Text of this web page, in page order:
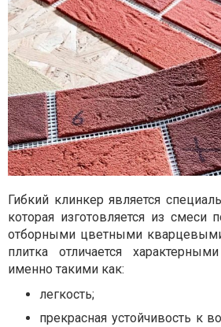
Гибкий клинкер является
которая изготовляется из
отборными цветными
плитка отличается
именно такими как:
легкость;
прекрасная устойчивость к